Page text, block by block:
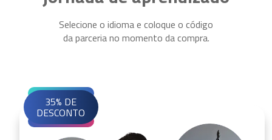
Selecione o idioma e coloque o código
da parceria no momento da compra.
35% DE
DESCONTO